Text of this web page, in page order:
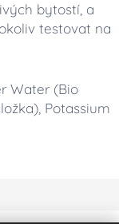
bytostí, a
testovat na
Water (Bio
Potassium